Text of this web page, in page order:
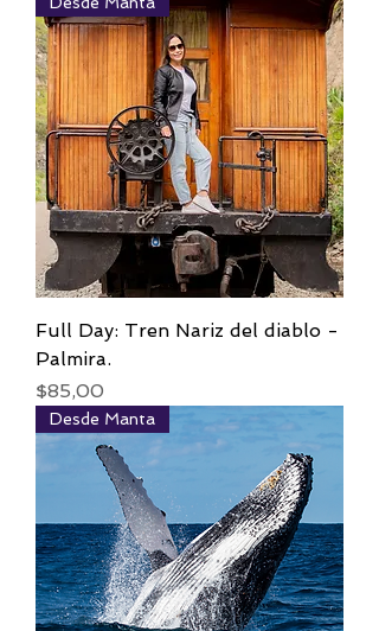
Full Day: Tren Nariz del diablo -
Palmira.
Precio
$85,00
Desde Manta